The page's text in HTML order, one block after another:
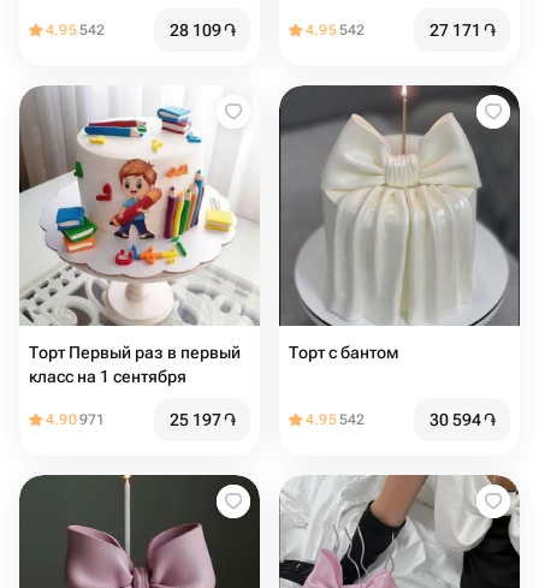
4.95542 28 109֏ 4.95542 27 171 ֏
Торт Первый раз в первый
класс на 1 сентября
4.90971 25 197֏
Торт с бантом
4.95542 30 594֏